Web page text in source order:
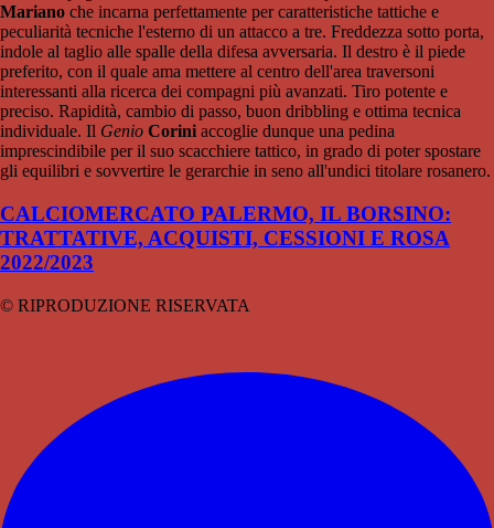
Mariano che incarna perfettamente per caratteristiche tattiche e
peculiarità tecniche l'esterno di un attacco a tre. Freddezza sotto porta,
indole al taglio alle spalle della difesa avversaria. Il destro è il piede
preferito, con il quale ama mettere al centro dell'area traversoni
interessanti alla ricerca dei compagni più avanzati. Tiro potente e
preciso. Rapidità, cambio di passo, buon dribbling e ottima tecnica
individuale. Il Genio Corini accoglie dunque una pedina
imprescindibile per il suo scacchiere tattico, in grado di poter spostare
gli equilibri e sovvertire le gerarchie in seno all'undici titolare rosanero.
CALCIOMERCATO PALERMO, IL BORSINO:
TRATTATIVE, ACQUISTI, CESSIONI E ROSA
2022/2023
© RIPRODUZIONE RISERVATA